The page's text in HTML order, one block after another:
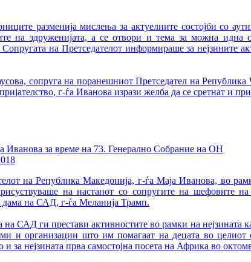
разменија мислења за актуелните состојби со
на здруженијата, а се отвори и тема за можна идна
на Претседателот информираше за нејзините
сопруга на поранешниот Претседател на
г-ѓа Иванова изрази желба да се сретнат и
Иванова за време на 73. Генерално Собрание на ОН
на Република Македонија, г-ѓа Маја Иванова, во
на настанот со сопругите на шефовите
дама на САД, г-ѓа Меланија Трамп.
САД ги престави активностите во рамки на нејзината
и организации што им помагаат на децата во целиот
и за нејзината прва самостојна посета на Африка во